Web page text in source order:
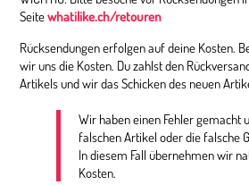
Seitewhatilike.ch/retouren
Rücksendungen erfolgen auf deine Kosten.
wir uns die Kosten. Du zahlst den
Artikels und wir das Schicken des neuen
Wir haben einen Fehler gemacht
falschen Artikel oder die falsche
In diesem Fall übernehmen wir
Kosten.